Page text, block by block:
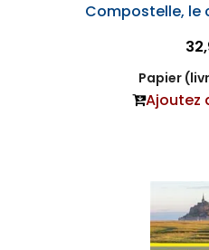
Compostelle, le
Papier
Ajoutez